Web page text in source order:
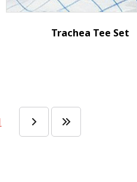
Trachea Tee Set